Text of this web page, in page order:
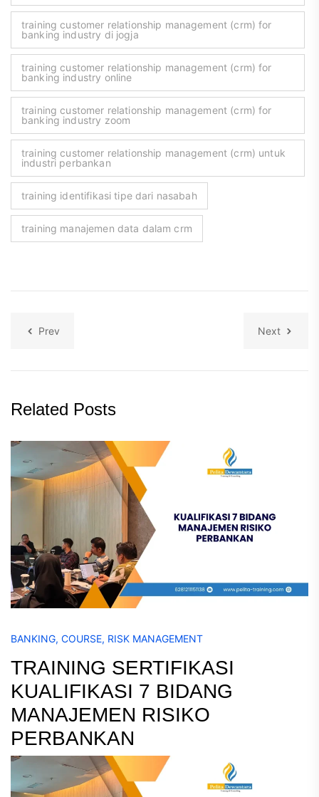
training customer relationship management (crm) for
banking industry di jogja
training customer relationship management (crm) for
banking industry online
training customer relationship management (crm) for
banking industry zoom
training customer relationship management (crm) untuk
industri perbankan
training identifikasi tipe dari nasabah
training manajemen data dalam crm
Prev Next
Related Posts
BANKING, COURSE, RISK MANAGEMENT
TRAINING SERTIFIKASI
KUALIFIKASI 7 BIDANG
MANAJEMEN RISIKO
PERBANKAN